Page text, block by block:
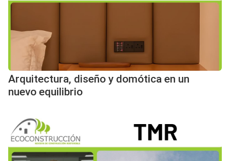
Arquitectura, diseño y domótica en un
nuevo equilibrio